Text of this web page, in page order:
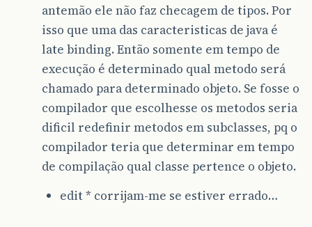
antemão ele não faz checagem de tipos. Por
isso que uma das caracteristicas de java é
late binding. Então somente em tempo de
execução é determinado qual metodo será
chamado para determinado objeto. Se fosse o
compilador que escolhesse os metodos seria
dificil redefinir metodos em subclasses, pq o
compilador teria que determinar em tempo
de compilação qual classe pertence o objeto.
edit * corrijam-me se estiver errado…